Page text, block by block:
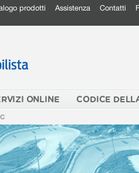
prodotti Assistenza Contatti
ONLINE CODICE